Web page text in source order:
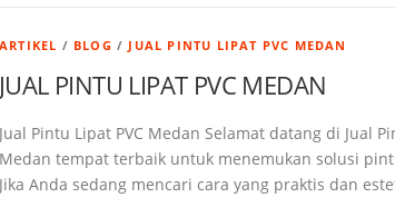
ARTIKEL / BLOG / JUAL PINTU LIPAT PVC MEDAN
JUAL PINTU LIPAT PVC MEDAN
Jual Pintu Lipat PVC Medan Selamat datang di Jual
Medan tempat terbaik untuk menemukan solusi
Jika Anda sedang mencari cara yang praktis dan